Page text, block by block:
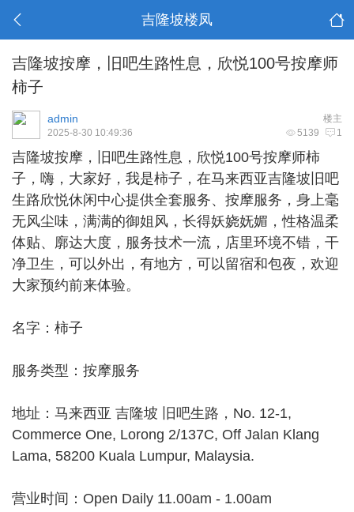
吉隆坡楼凤
吉隆坡按摩，旧吧生路性息，欣悦100号按摩师
柿子
楼主
admin
5139 1
2025-8-30 10:49:36
吉隆坡按摩 ，旧吧生路性息，欣悦100号按摩师柿
子，嗨，大家好，我是柿子，在马来西亚吉隆坡旧吧
生路欣悦休闲中心提供全套服务、按摩服务，身上毫
无风尘味，满满的御姐风，长得妖娆妩媚，性格温柔
体贴、廓达大度，服务技术一流，店里环境不错，干
净卫生，可以外出，有地方，可以留宿和包夜，欢迎
大家预约前来体验。
名字：柿子
服务类型：按摩服务
地址：马来西亚 吉隆坡 旧吧生路，No. 12-1,
Commerce One, Lorong 2/137C, Off Jalan Klang
Lama, 58200 Kuala Lumpur, Malaysia.
营业时间：Open Daily 11.00am - 1.00am